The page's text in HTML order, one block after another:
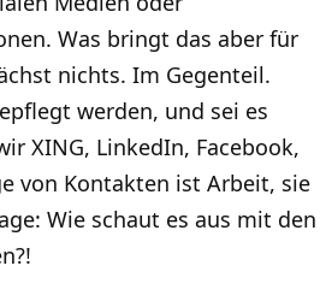
Was bringt das aber für
nichts. Im Gegenteil.
werden, und sei es
XING, LinkedIn, Facebook,
von Kontakten ist Arbeit, sie
Wie schaut es aus mit den